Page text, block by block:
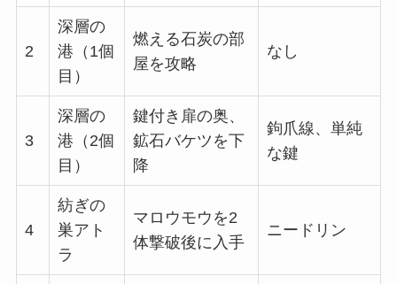
2
深層の
港（1個
目）
燃える石炭の部
屋を攻略
なし
3
深層の
港（2個
目）
鍵付き扉の奥、
鉱石バケツを下
降
鉤爪線、単純
な鍵
4
紡ぎの
巣アト
ラ
マロウモウを2
体撃破後に入手
ニードリン